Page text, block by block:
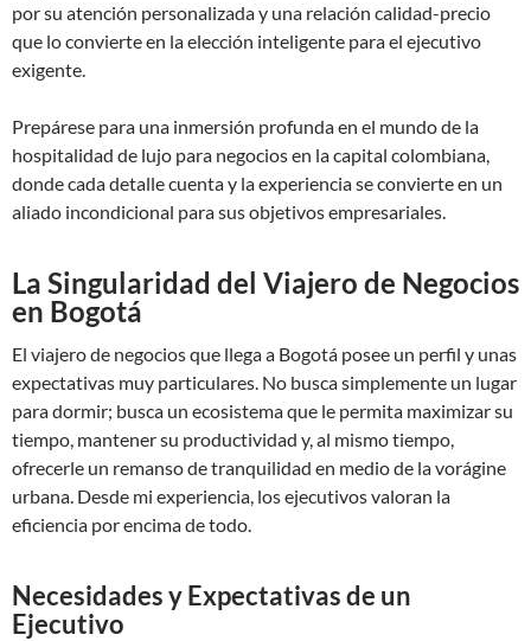
por su atención personalizada y una relación calidad-precio
que lo convierte en la elección inteligente para el ejecutivo
exigente.
Prepárese para una inmersión profunda en el mundo de la
hospitalidad de lujo para negocios en la capital colombiana,
donde cada detalle cuenta y la experiencia se convierte en un
aliado incondicional para sus objetivos empresariales.
La Singularidad del Viajero de Negocios
en Bogotá
El viajero de negocios que llega a Bogotá posee un perfil y unas
expectativas muy particulares. No busca simplemente un lugar
para dormir; busca un ecosistema que le permita maximizar su
tiempo, mantener su productividad y, al mismo tiempo,
ofrecerle un remanso de tranquilidad en medio de la vorágine
urbana. Desde mi experiencia, los ejecutivos valoran la
eficiencia por encima de todo.
Necesidades y Expectativas de un
Ejecutivo